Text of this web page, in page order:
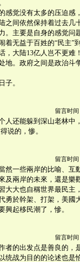
感觉没有太多的压迫感
之间依然保持着过去几
。主要是自身的感觉问
着无益于百姓的“民主”
，大陆13亿人岂不更难
地。政府之间是政治斗
子。
留言时间
人还能躲到深山老林中
说的，惨。
留言时间
然一些兩岸的比喻、互
及兩岸的未來，還是樂
大大也自稱世界最民主
勇於幹架、打架，美國
興起移民潮了，慘。
留言时间
者的出发点是善良的，
统战为目的的论述也是